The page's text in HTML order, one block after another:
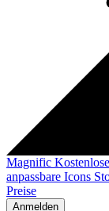
Magnific
anpassbare Icons
Preise
Anmelden